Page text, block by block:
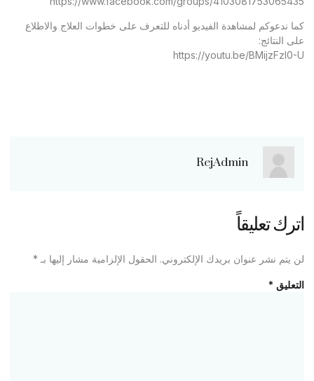
كما ندعوكم لمشاهدة الفيديو أدناه للتعرف على خطوات العلاج والاطلاع
على النتائج:
https://youtu.be/BMijzFzl0-U
RejAdmin
اترك تعليقاً
لن يتم نشر عنوان بريدك الإلكتروني. الحقول الإلزامية مشار إليها بـ *
التعليق *